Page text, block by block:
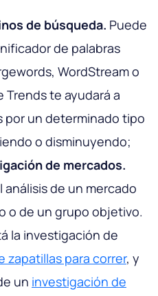
de búsqueda. Puede
de palabras
WordStream o
Trends te ayudará a
por un determinado tipo
o disminuyendo;
de mercados.
análisis de un mercado
o de un grupo objetivo.
la investigación de
zapatillas para correr, y
un investigación de